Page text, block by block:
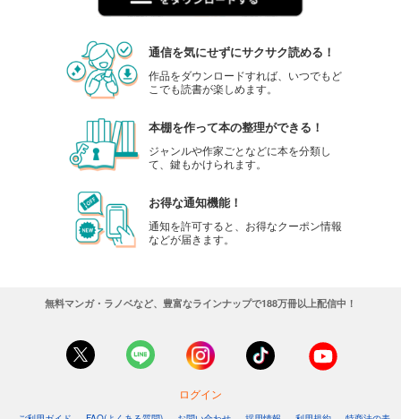
通信を気にせずにサクサク読める！
作品をダウンロードすれば、いつでもど
こでも読書が楽しめます。
本棚を作って本の整理ができる！
ジャンルや作家ごとなどに本を分類し
て、鍵もかけられます。
お得な通知機能！
通知を許可すると、お得なクーポン情報
などが届きます。
無料マンガ・ラノベなど、豊富なラインナップで188万冊以上配信中！
ログイン